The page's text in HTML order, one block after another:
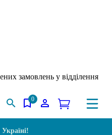
замовлень у відділення
0